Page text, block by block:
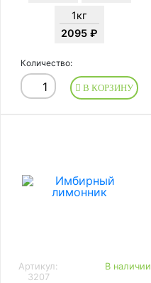
1кг
2095 ₽
Количество:
В КОРЗИНУ
Артикул:
3207
В наличии